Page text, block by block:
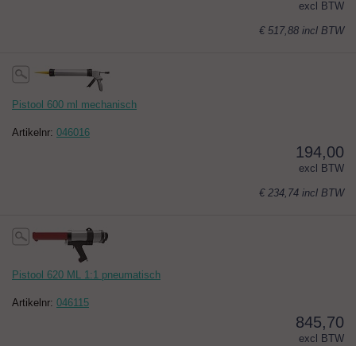
excl BTW
€ 517,88 incl BTW
Pistool 600 ml mechanisch
Artikelnr: 046016
194,00
excl BTW
€ 234,74 incl BTW
Pistool 620 ML 1:1 pneumatisch
Artikelnr: 046115
845,70
excl BTW